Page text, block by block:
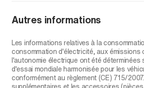
Autres informations
Les informations relatives à la
consommation d'électricité, aux émissions
l'autonomie électrique ont été déterminées
d'essai mondiale harmonisée pour les
conformément au règlement (CE) 715/